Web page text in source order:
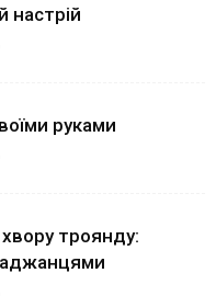
настрій
руками
троянду: